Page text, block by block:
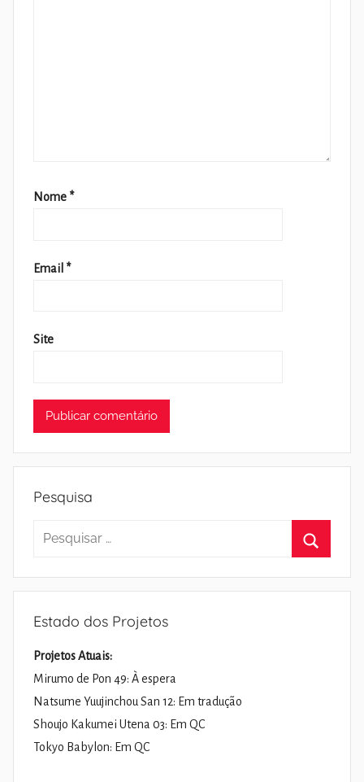
Nome *
Email *
Site
Pesquisa
Pesquisar
Estado dos Projetos
Projetos Atuais:
Mirumo de Pon 49: À espera
Natsume Yuujinchou San 12: Em tradução
Shoujo Kakumei Utena 03: Em QC
Tokyo Babylon: Em QC